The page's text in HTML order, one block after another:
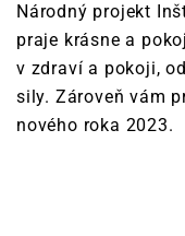
Národný projekt
praje krásne a
v zdraví a pokoji,
sily. Zároveň vám
nového roka 2023.